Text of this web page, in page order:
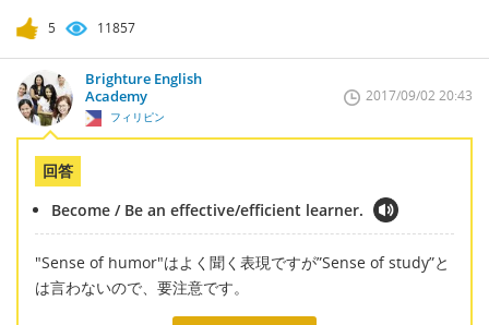
5 11857
Brighture English
Academy
フィリピン
2017/09/02 20:43
回答
Become / Be an effective/efficient learner.
"Sense of humor"はよく聞く表現ですが”Sense of study”と
は言わないので、要注意です。